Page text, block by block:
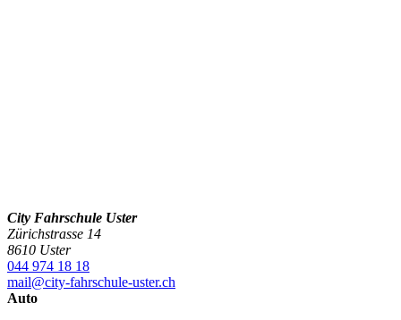
City Fahrschule Uster
Zürichstrasse 14
8610 Uster
044 974 18 18
mail@city-fahrschule-uster.ch
Auto